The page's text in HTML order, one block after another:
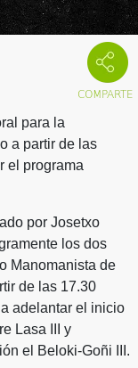
para la
a partir de las
el programa
por Josetxo
los dos
Manomanista de
de las 17.30
adelantar el inicio
Lasa III y
el Beloki-Goñi III.